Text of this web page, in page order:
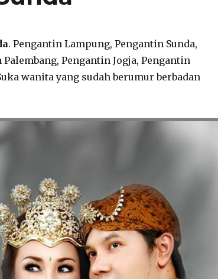
. Pengantin Lampung, Pengantin Sunda,
Pengantin Jogja, Pengantin
wanita yang sudah berumur berbadan